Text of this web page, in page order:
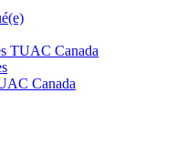
TUAC Canada
Canada